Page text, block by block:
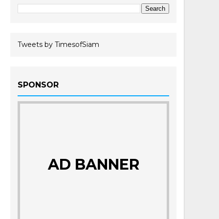
Tweets by TimesofSiam
SPONSOR
AD BANNER